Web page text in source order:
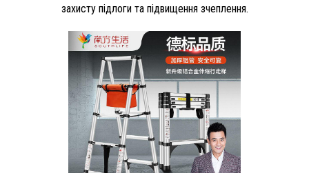
захисту підлоги та підвищення зчеплення.